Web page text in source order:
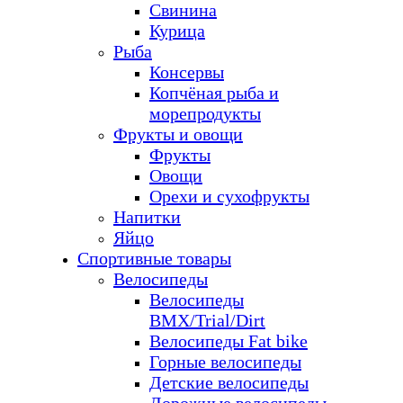
Свинина
Курица
Рыба
Консервы
Копчёная рыба и
морепродукты
Фрукты и овощи
Фрукты
Овощи
Орехи и сухофрукты
Напитки
Яйцо
Спортивные товары
Велосипеды
Велосипеды
BMX/Trial/Dirt
Велосипеды Fat bike
Горные велосипеды
Детские велосипеды